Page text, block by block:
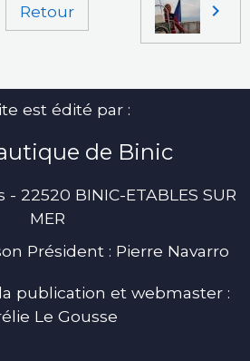
Retour
est édité par :
de Binic
- 22520 BINIC-ETABLES SUR
MER
Président : Pierre Navarro
publication et webmaster :
Le Gousse